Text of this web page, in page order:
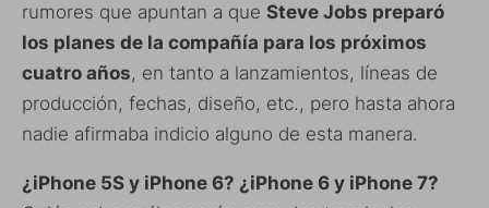
rumores que apuntan a que Steve Jobs preparó
los planes de la compañía para los próximos
cuatro años, en tanto a lanzamientos, líneas de
producción, fechas, diseño, etc., pero hasta ahora
nadie afirmaba indicio alguno de esta manera.
¿iPhone 5S y iPhone 6? ¿iPhone 6 y iPhone 7?